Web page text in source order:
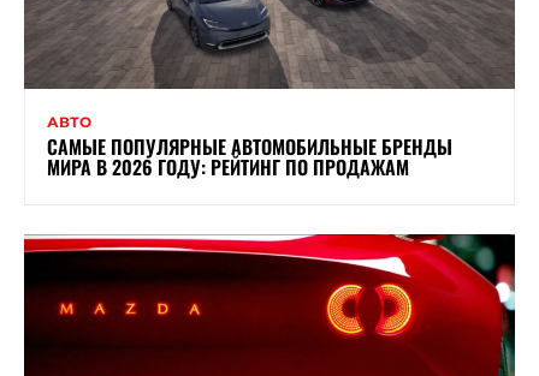
АВТО
САМЫЕ ПОПУЛЯРНЫЕ АВТОМОБИЛЬНЫЕ БРЕНДЫ
МИРА В 2026 ГОДУ: РЕЙТИНГ ПО ПРОДАЖАМ